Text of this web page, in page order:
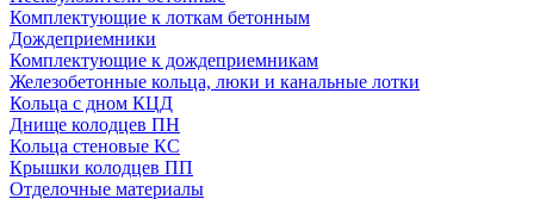
Комплектующие к лоткам бетонным
Дождеприемники
Комплектующие к дождеприемникам
Железобетонные кольца, люки и канальные лотки
Кольца с дном КЦД
Днище колодцев ПН
Кольца стеновые КС
Крышки колодцев ПП
Отделочные материалы